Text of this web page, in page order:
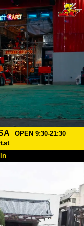
OPEN 9:30-21:30
Preise
FAQ